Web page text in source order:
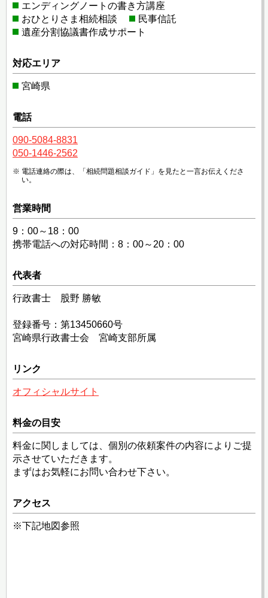
エンディングノートの書き方講座
おひとりさま相続相談
民事信託
遺産分割協議書作成サポート
対応エリア
宮崎県
電話
090-5084-8831
050-1446-2562
電話連絡の際は、「相続問題相談ガイド」を見たと一言お伝えくださ
い。
営業時間
9：00～18：00
携帯電話への対応時間：8：00～20：00
代表者
行政書士 股野 勝敏
登録番号：第13450660号
宮崎県行政書士会 宮崎支部所属
リンク
オフィシャルサイト
料金の目安
料金に関しましては、個別の依頼案件の内容によりご提
示させていただきます。
まずはお気軽にお問い合わせ下さい。
アクセス
※下記地図参照